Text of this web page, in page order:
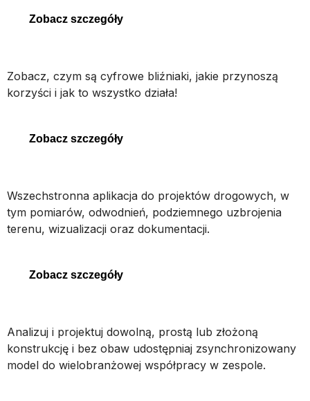
Zobacz szczegóły
Cyfrowe bliźniaki
Zobacz, czym są cyfrowe bliźniaki, jakie przynoszą
korzyści i jak to wszystko działa!
Zobacz szczegóły
Wszechstronna aplikacja do projektów drogowych, w
tym pomiarów, odwodnień, podziemnego uzbrojenia
terenu, wizualizacji oraz dokumentacji.
Zobacz szczegóły
Analizuj i projektuj dowolną, prostą lub złożoną
konstrukcję i bez obaw udostępniaj zsynchronizowany
model do wielobranżowej współpracy w zespole.